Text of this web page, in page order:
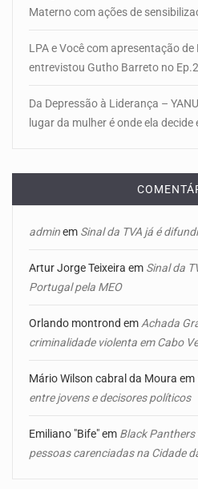
Materno com ações de
LPA e Você com apresentação
entrevistou Gutho Barreto no
Da Depressão à Liderança –
lugar da mulher é onde ela decide
adminem Sinal da TVA já é
Artur Jorge Teixeira em Sinal da
Portugal pela MEO
Orlando montrond em Achada
criminalidade violenta em Cabo
Mário Wilson cabral da Moura em
entre jovens e decisores políticos
Emiliano "Bife"em Black
pessoas carenciadas na Cidade